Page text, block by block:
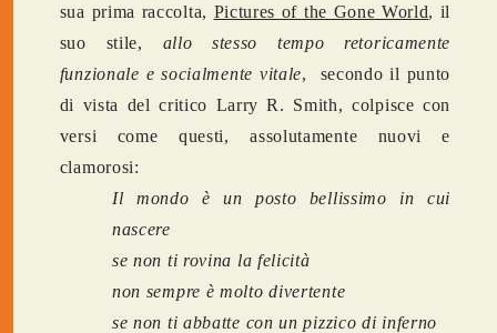
sua prima raccolta, Pictures of the Gone World, il
suo stile, allo stesso tempo retoricamente
funzionale e socialmente vitale, secondo il punto
di vista del critico Larry R. Smith, colpisce con
versi come questi, assolutamente nuovi e
clamorosi:
Il mondo è un posto bellissimo in cui
nascere
se non ti rovina la felicità
non sempre è molto divertente
se non ti abbatte con un pizzico di inferno